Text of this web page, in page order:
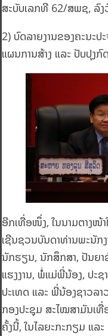
ສະບັບເລກທີ 62/ສພຊ, ລົ
2) ບົດລາຍງານຂອງຄະນະປ
ແຜນການສ້າງ ແລະ ປັບປຸງ
ອີກເທື່ອໜຶ່ງ, ໃນນາມຕາງໜ້າ
ເຊີນຊວນບັນດາທ່ານພະນັກ
ນັກຮຽນ, ນັກສຶກສາ, ປັນຍ
ແຮງງານ, ພໍ່ແມ່ພີ່ນ້ອງ, ປະ
ປະເທດ ແລະ ພີ່ນ້ອງຊາວລາ
ກອງປະຊຸມ ສະໄໝສາມັນເ
ຄັ້ງນີ້, ໃນໄລຍະກະກຽມ ແລ